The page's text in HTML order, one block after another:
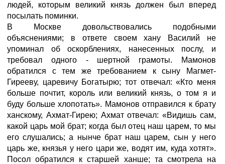
людей, которым великий князь должен был вперед
посылать поминки.
В Москве довольствовались подобными
объяснениями; в ответе своем хану Василий не
упоминал об оскорблениях, нанесенных послу, и
требовал одного - шертной грамоты. Мамонов
обратился с тем же требованием к сыну Магмет-
Гирееву, царевичу Богатырю; тот отвечал: «Кто меня
больше почтит, король или великий князь, о том я и
буду больше хлопотать». Мамонов отправился к брату
ханскому, Ахмат-Гирею; Ахмат отвечал: «Видишь сам,
какой царь мой брат; когда был отец наш царем, то мы
его слушались; а нынче брат наш царем, сын у него
царь же, князья у него цари же, водят им, куда хотят».
Посол обратился к старшей ханше; та смотрела на